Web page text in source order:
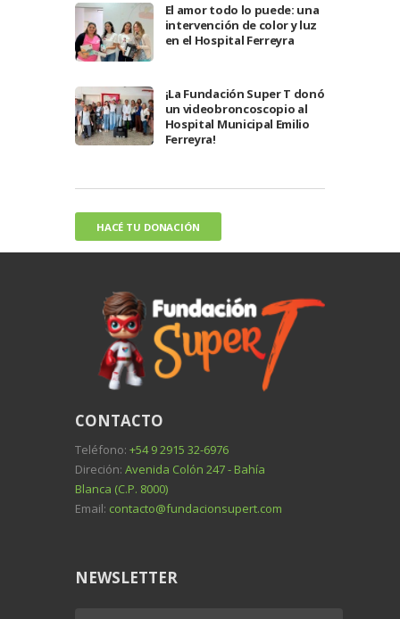
El amor todo lo puede: una
intervención de color y luz
en el Hospital Ferreyra
¡La Fundación Super T donó
un videobroncoscopio al
Hospital Municipal Emilio
Ferreyra!
HACÉ TU DONACIÓN
CONTACTO
Teléfono: +54 9 2915 32-6976
Direción: Avenida Colón 247 - Bahía
Blanca (C.P. 8000)
Email: contacto@fundacionsupert.com
NEWSLETTER